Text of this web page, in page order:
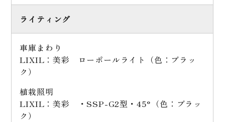
ライティング
車庫まわり
LIXIL：美彩 ローポールライト（色：ブラッ
ク）
植栽照明
LIXIL：美彩 ・SSP-G2型・45°（色：ブラッ
ク）